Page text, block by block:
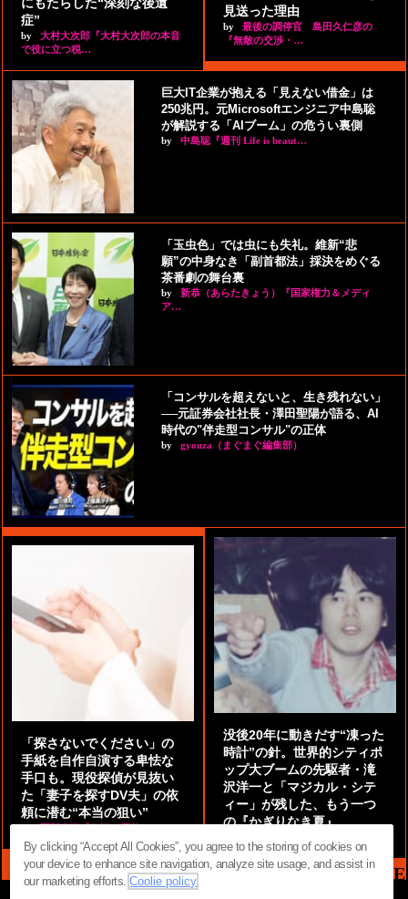
症”
by
大村大次郎『大村大次郎の本音
で役に立つ税…
見送った理由
by
最後の調停官 島田久仁彦の
『無敵の交渉・…
巨大IT企業が抱える「見えない借金」は
250兆円。元Microsoftエンジニア中島聡
が解説する「AIブーム」の危うい裏側
by 中島聡『週刊 Life is beaut…
「玉虫色」では虫にも失礼。維新“悲
願”の中身なき「副首都法」採決をめぐる
茶番劇の舞台裏
by
新恭（あらたきょう）『国家権力＆メディ
ア…
「コンサルを超えないと、生き残れない」
──元証券会社社長・澤田聖陽が語る、AI
時代の"伴走型コンサル"の正体
by gyouza（まぐまぐ編集部）
「探さないでください」の
手紙を自作自演する卑怯な
手口も。現役探偵が見抜い
た「妻子を探すDV夫」の依
頼に潜む“本当の狙い”
没後20年に動きだす“凍った
時計”の針。世界的シティポ
ップ大ブームの先駆者・滝
沢洋一と「マジカル・シテ
ィー」が残した、もう一つ
の『かぎりなき夏』
MAG2 NEWS HEADLINE
By clicking “Accept All Cookies”, you agree to the storing of cookies on
your device to enhance site navigation, analyze site usage, and assist in
our marketing efforts.Coolie policy